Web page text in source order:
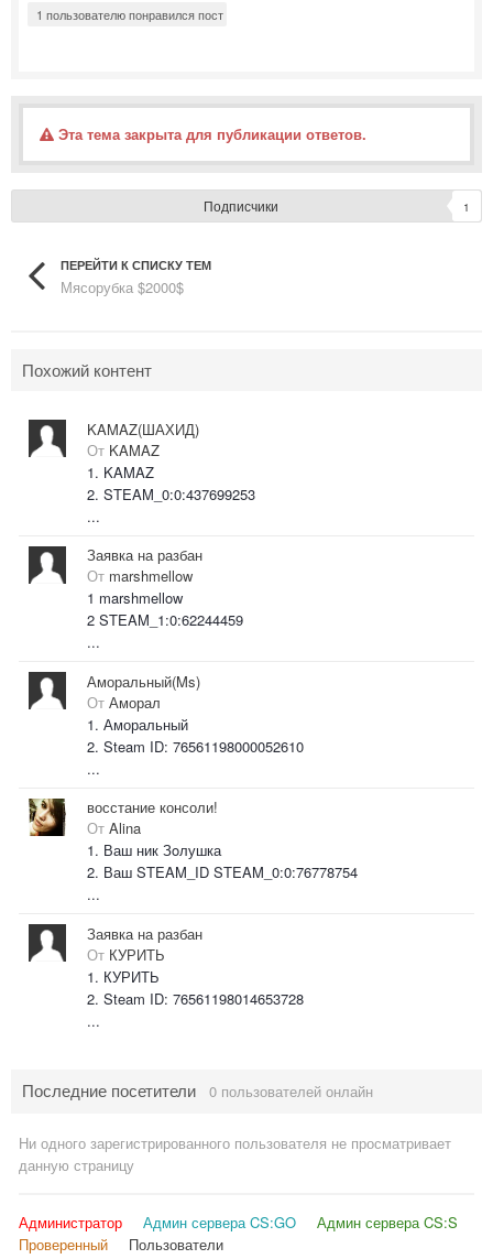
1 пользователю понравился пост
Эта тема закрыта для публикации ответов.
Подписчики 1
ПЕРЕЙТИ К СПИСКУ ТЕМ
Мясорубка $2000$
Похожий контент
KAMAZ(ШАХИД)
От KAMAZ
1. KAMAZ
2. STEAM_0:0:437699253
...
Заявка на разбан
От marshmellow
1 marshmellow
2 STEAM_1:0:62244459
...
Аморальный(Ms)
От Аморал
1. Аморальный
2. Steam ID: 76561198000052610
...
восстание консоли!
От Alina
1. Ваш ник Зoлушка
2. Ваш STEAM_ID STEAM_0:0:76778754
...
Заявка на разбан
От КУРИТЬ
1. КУРИТЬ
2. Steam ID: 76561198014653728
...
Последние посетители 0 пользователей онлайн
Ни одного зарегистрированного пользователя не просматривает
данную страницу
Администратор Админ сервера CS:GO
Админ сервера CS:S
Проверенный
Пользователи